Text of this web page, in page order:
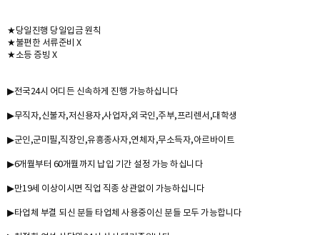
★당일진행 당일입금 원칙
★불편한 서류준비 X
★소등 증빙 X
▶전국24시 어디든 신속하게 진행 가능하십니다
▶무직자,신불자,저신용자,사업자,외국인,주부,프리렌서,대학생
▶군인,군미필,직장인,유흥종사자,연체자,무소득자,아르바이트
▶6개월부터 60개월까지 납입 기간 설정 가능 하십니다
▶만19세 이상이시면 직업 직종 상관없이 가능하십니다
▶타업체 부결 되신 분들 타업체 사용중이신 분들 모두 가능합니다